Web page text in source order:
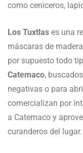
como ceniceros,
Los Tuxtlas es una
máscaras de
por supuesto todo
Catemaco,
negativas o para
comercializan por
a Catemaco y
curanderos del lugar.